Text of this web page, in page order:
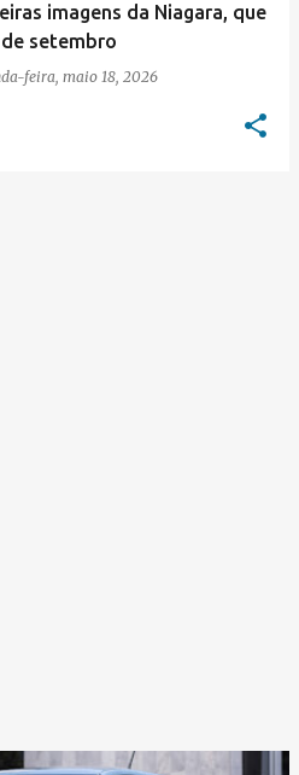
imagens da Niagara, que
setembro
feira, maio 18, 2026